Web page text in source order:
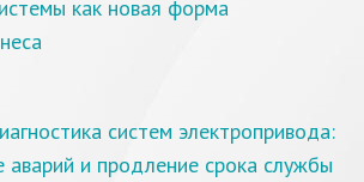
как новая форма
систем электропривода:
аварий и продление срока службы